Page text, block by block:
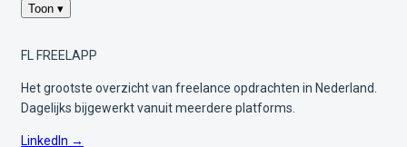
Toon ▾
FL FREELAPP
Het grootste overzicht van freelance opdrachten in Nederland.
Dagelijks bijgewerkt vanuit meerdere platforms.
LinkedIn →